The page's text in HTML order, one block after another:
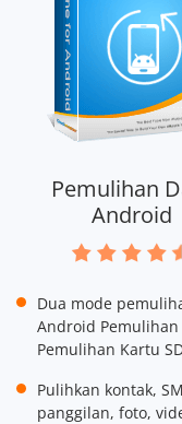
Pemulihan
Android
Dua mode
Android Pemulihan
Pemulihan Kartu
Pulihkan kontak,
panggilan, foto,